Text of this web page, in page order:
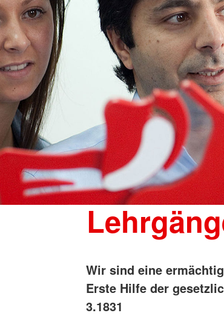
Wir sind eine
Erste Hilfe der
3.1831